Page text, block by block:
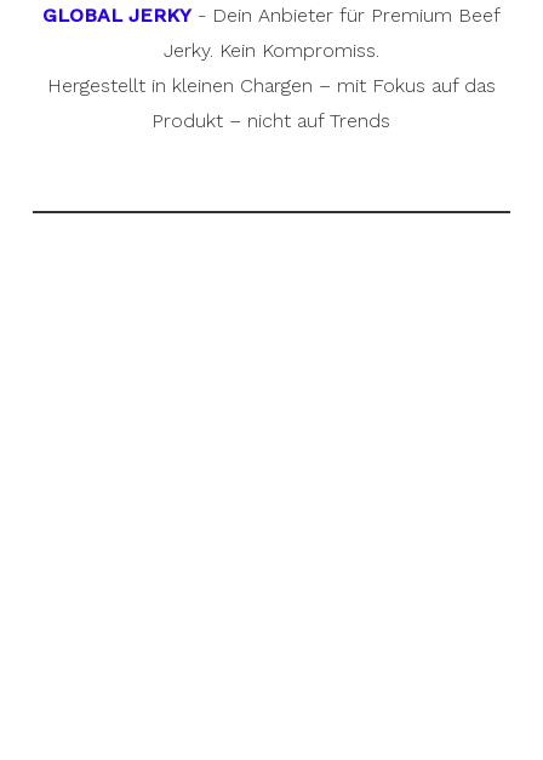
GLOBAL JERKY- Dein Anbieter für Premium Beef
Jerky. Kein Kompromiss.
Hergestellt in kleinen Chargen – mit Fokus auf das
Produkt – nicht auf Trends